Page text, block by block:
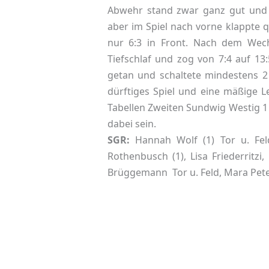
Abwehr stand zwar ganz gut
aber im Spiel nach vorne klappte
nur 6:3 in Front. Nach dem
Tiefschlaf und zog von 7:4 auf
getan und schaltete mindestens
dürftiges Spiel und eine mäßige
Tabellen Zweiten Sundwig Westig
dabei sein.
SGR: Hannah Wolf (1) Tor u.
Rothenbusch (1), Lisa
Brüggemann Tor u. Feld, Mara